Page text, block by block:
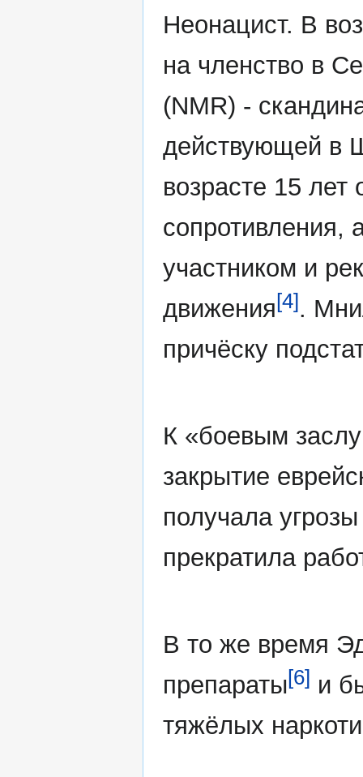
Неонацист. В
на членство в
(NMR) -
действующей в
возрасте 15
сопротивления,
участником и
движения[4].
причёску
К «боевым
закрытие
получала
прекратила
В то же время
препараты[6] и
тяжёлых